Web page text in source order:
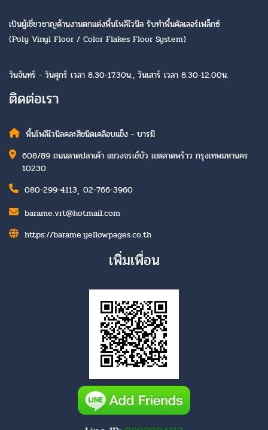
เป็นผู้เชี่ยวชาญด้านงานตกแต่งพื้นโพลีไวนิล รับทำพื้นคัลเลอร์เฟล็กซ์
(Poly Vinyl Floor / Color Flakes Floor System)
วันจันทร์ - วันศุกร์ เวลา 8.30-17.30น., วันเสาร์ เวลา 8.30-12.00น.
ติดต่อเรา
พื้นโพลีไวนิลคละสีชนิดเคลือบแข็ง - บารมี
608/89 ถนนลาดปลาเค้า แขวงจรเข้บัว เขตลาดพร้าว กรุงเทพมหานคร
10230
080-299-4113, 02-766-3960
barame.vrt@hotmail.com
https://barame.yellowpages.co.th
เพิ่มเพื่อน